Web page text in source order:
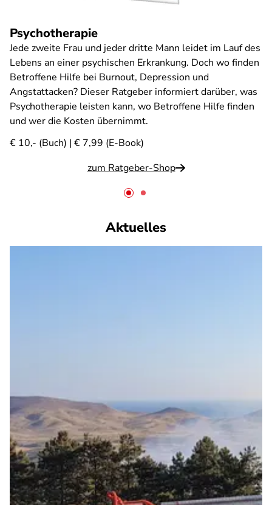
Psychotherapie
Jede zweite Frau und jeder dritte Mann leidet im Lauf des
Lebens an einer psychischen Erkrankung. Doch wo finden
Betroffene Hilfe bei Burnout, Depression und
Angstattacken? Dieser Ratgeber informiert darüber, was
Psychotherapie leisten kann, wo Betroffene Hilfe finden
und wer die Kosten übernimmt.
€ 10,- (Buch) | € 7,99 (E-Book)
zum Ratgeber-Shop
Aktuelles